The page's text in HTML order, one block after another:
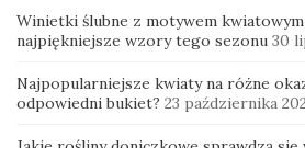
Winietki ślubne z motywem
najpiękniejsze wzory tego sezonu 30
Najpopularniejsze kwiaty na różne
odpowiedni bukiet? 23 października